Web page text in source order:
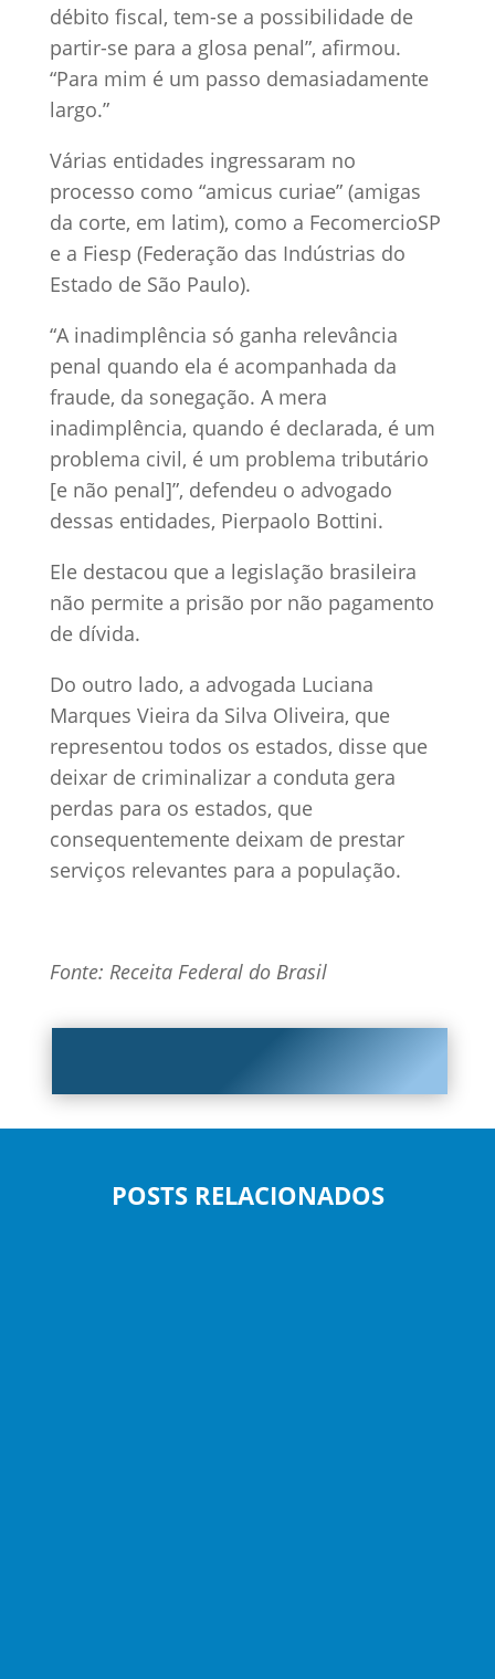
débito fiscal, tem-se a possibilidade de
partir-se para a glosa penal”, afirmou.
“Para mim é um passo demasiadamente
largo.”
Várias entidades ingressaram no
processo como “amicus curiae” (amigas
da corte, em latim), como a FecomercioSP
e a Fiesp (Federação das Indústrias do
Estado de São Paulo).
“A inadimplência só ganha relevância
penal quando ela é acompanhada da
fraude, da sonegação. A mera
inadimplência, quando é declarada, é um
problema civil, é um problema tributário
[e não penal]”, defendeu o advogado
dessas entidades, Pierpaolo Bottini.
Ele destacou que a legislação brasileira
não permite a prisão por não pagamento
de dívida.
Do outro lado, a advogada Luciana
Marques Vieira da Silva Oliveira, que
representou todos os estados, disse que
deixar de criminalizar a conduta gera
perdas para os estados, que
consequentemente deixam de prestar
serviços relevantes para a população.
Fonte: Receita Federal do Brasil
POSTS RELACIONADOS